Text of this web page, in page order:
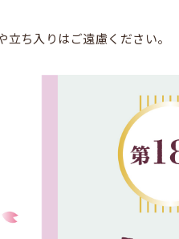
ち入りはご遠慮ください。